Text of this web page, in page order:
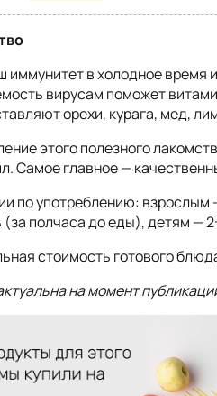
иммунитет в холодное время
вирусам поможет
орехи, курага, мед,
этого полезного
Самое главное —
по употреблению: взрослым
(за полчаса до еды), детям —
стоимость готового
на момент